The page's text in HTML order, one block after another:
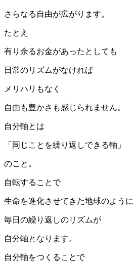
さらなる自由が広がります。
たとえ
有り余るお金があったとしても
日常のリズムがなければ
メリハリもなく
自由も豊かさも感じられません。
自分軸とは
「同じことを繰り返しできる軸」
のこと。
自転することで
生命を進化させてきた地球のように
毎日の繰り返しのリズムが
自分軸となります。
自分軸をつくることで